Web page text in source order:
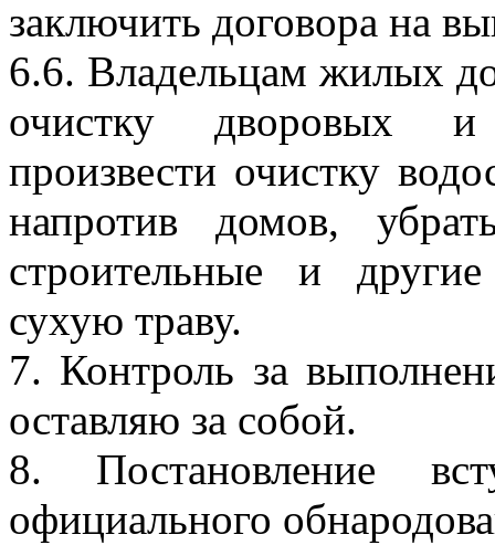
заключить договора на
6.6. Владельцам жилых
очистку дворовых и
произвести очистку
напротив домов,
строительные и
сухую траву.
7. Контроль за
оставляю за собой.
8. Постановление
официального